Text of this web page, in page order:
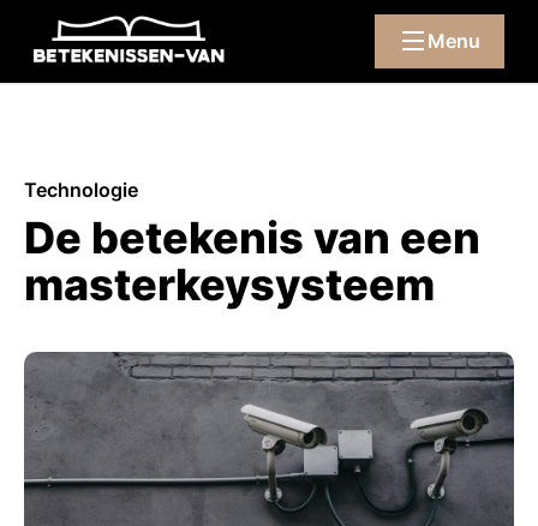
Menu
Technologie
De betekenis van een
masterkeysysteem